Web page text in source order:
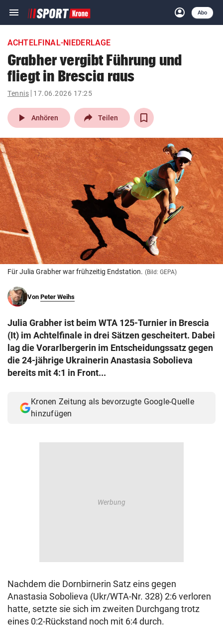
menu Navigation
ein-/ausklappen
account_circle
Anmelden
Abo
close Schließen
account_circle Anmelden
pin_drop
Wien arrow_right
bookmark
search
Suchbegriff
eingeben
© Krone Multimedia GmbH & Co KG 2026
Muthgasse 2, 1190 Wien
ACHTELFINAL-NIEDERLAGE
Grabher vergibt Führung und
fliegt in Brescia raus
Tennis 17.06.2026 17:25
play_arrow Anhören Teilen
Für Julia Grabher war frühzeitig Endstation. (Bild: GEPA)
Von Peter Weihs
Julia Grabher ist beim WTA 125-Turnier in Brescia
(It) im Achtelfinale in drei Sätzen gescheitert. Dabei
lag die Vorarlbergerin im Entscheidungssatz gegen
die 24-jährige Ukrainerin Anastasia Sobolieva
bereits mit 4:1 in Front...
Kronen Zeitung als bevorzugte Google-Quelle
hinzufügen
Nachdem die Dornbirnerin Satz eins gegen
Anastasia Sobolieva (Ukr/WTA-Nr. 328) 2:6 verloren
hatte, setzte sie sich im zweiten Durchgang trotz
eines 0:2-Rückstand noch mit 6:4 durch.